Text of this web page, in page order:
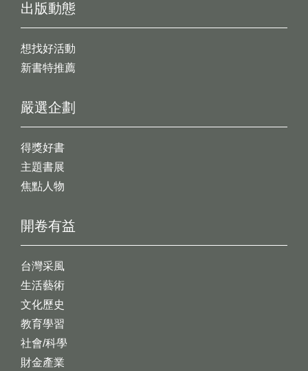
出版動態
想找好活動
新書特推薦
開卷有益
台灣采風
生活藝術
文化歷史
教育學習
社會/科學
財金產業
嚴選企劃
得獎好書
主題書展
焦點人物